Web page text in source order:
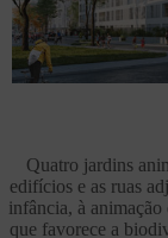
Quatro jardins
edifícios e as ruas
infância, à
que favorece a